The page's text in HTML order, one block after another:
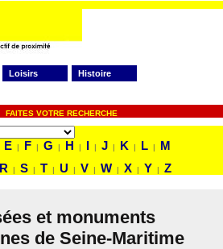
Loisirs Histoire
FAITES VOTRE RECHERCHE
E | F | G | H | I | J | K | L |
M
R | S | T | U | V | W | X | Y | Z
et monuments
de Seine-Maritime